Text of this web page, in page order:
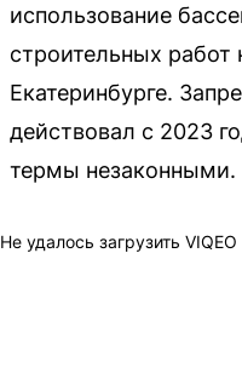
использование
строительных
Екатеринбурге.
действовал с 2023
термы незаконными.
Не удалось загрузить VIQEO